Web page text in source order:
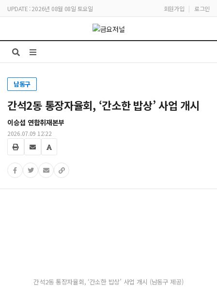
UPDATE : 2026년 08월 08일 토요일 회원가입 | 로그인
남동구
간석2동 통장자율회, ‘간소한 밥상’ 사업 개시
이승섭 연합취재본부
2026.07.09 12:22
간석2동 통장자율회, ‘간소한 밥상’ 사업 개시 (남동구 제공)